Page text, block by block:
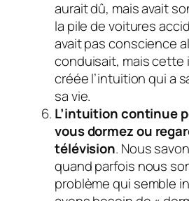
aurait dû, mais avait
la pile de voitures
avait pas conscience
conduisait, mais cette
créée l’intuition qui a
sa vie.
L’intuition continue
vous dormez ou
télévision. Nous
quand parfois nous
problème qui semble